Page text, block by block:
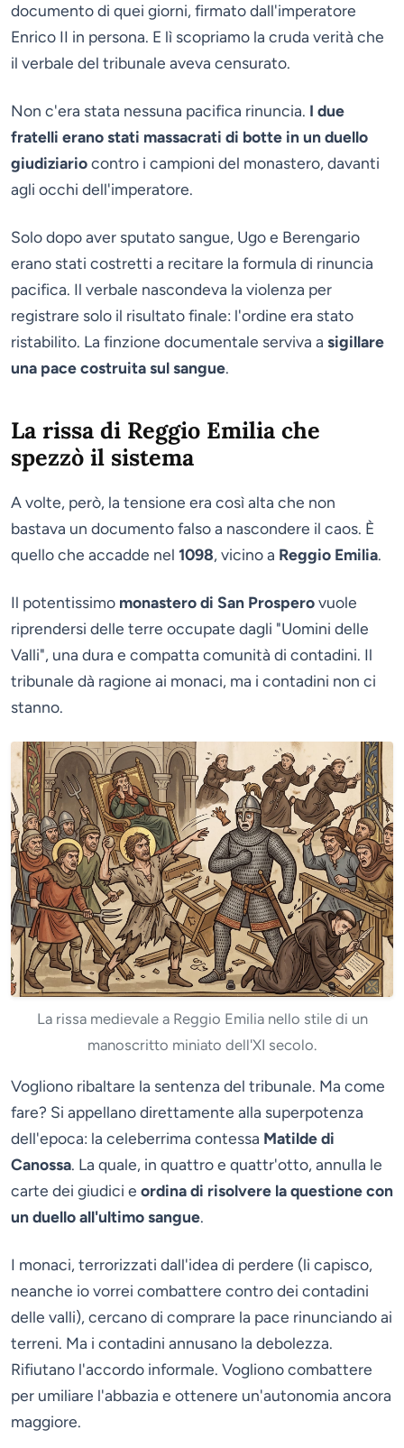
documento di quei giorni, firmato dall'imperatore
Enrico II in persona. E lì scopriamo la cruda verità che
il verbale del tribunale aveva censurato.
Non c'era stata nessuna pacifica rinuncia. I due
fratelli erano stati massacrati di botte in un duello
giudiziariocontro i campioni del monastero, davanti
agli occhi dell'imperatore.
Solo dopo aver sputato sangue, Ugo e Berengario
erano stati costretti a recitare la formula di rinuncia
pacifica. Il verbale nascondeva la violenza per
registrare solo il risultato finale: l'ordine era stato
ristabilito. La finzione documentale serviva a sigillare
una pace costruita sul sangue.
La rissa di Reggio Emilia che
spezzò il sistema
A volte, però, la tensione era così alta che non
bastava un documento falso a nascondere il caos. È
quello che accadde nel 1098, vicino a Reggio Emilia.
Il potentissimo monastero di San Prosperovuole
riprendersi delle terre occupate dagli "Uomini delle
Valli", una dura e compatta comunità di contadini. Il
tribunale dà ragione ai monaci, ma i contadini non ci
stanno.
La rissa medievale a Reggio Emilia nello stile di un
manoscritto miniato dell'XI secolo.
Vogliono ribaltare la sentenza del tribunale. Ma come
fare? Si appellano direttamente alla superpotenza
dell'epoca: la celeberrima contessa Matilde di
Canossa. La quale, in quattro e quattr'otto, annulla le
carte dei giudici e ordina di risolvere la questione con
un duello all'ultimo sangue.
I monaci, terrorizzati dall'idea di perdere (li capisco,
neanche io vorrei combattere contro dei contadini
delle valli), cercano di comprare la pace rinunciando ai
terreni. Ma i contadini annusano la debolezza.
Rifiutano l'accordo informale. Vogliono combattere
per umiliare l'abbazia e ottenere un'autonomia ancora
maggiore.